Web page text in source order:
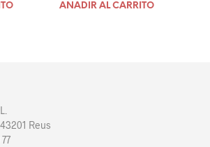
AÑADIR AL CARRITO
Reus